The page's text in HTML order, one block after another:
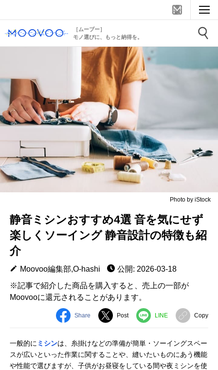
［ムーブー］
モノ選びに、もっと納得を。
Photo by iStock
静音ミシンおすすめ4選 音を気にせず
楽しくソーイング 静音設計の特徴も紹
介
Moovoo編集部,O-hashi
公開: 2026-03-18
※記事で紹介した商品を購入すると、売上の一部が
Moovooに還元されることがあります。
Share Post LINE Copy
一般的に ミシンは、糸掛けなどの準備が簡単・ソーイングスペー
スが広いといった作業に関することや、縫いたいものにあう機能
や性能で選びますが、子供がお昼寝をしている間や夜ミシンを使